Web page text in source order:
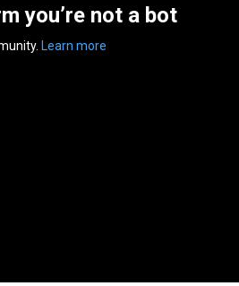
you’re not a bot
Learn more